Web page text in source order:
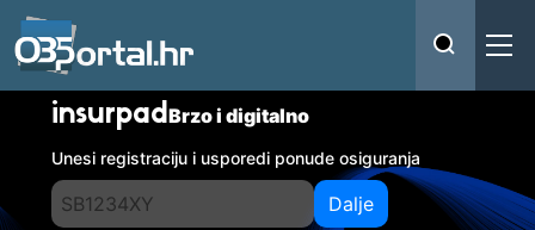
insurpadBrzo i digitalno
Unesi registraciju i usporedi ponude osiguranja
Dalje